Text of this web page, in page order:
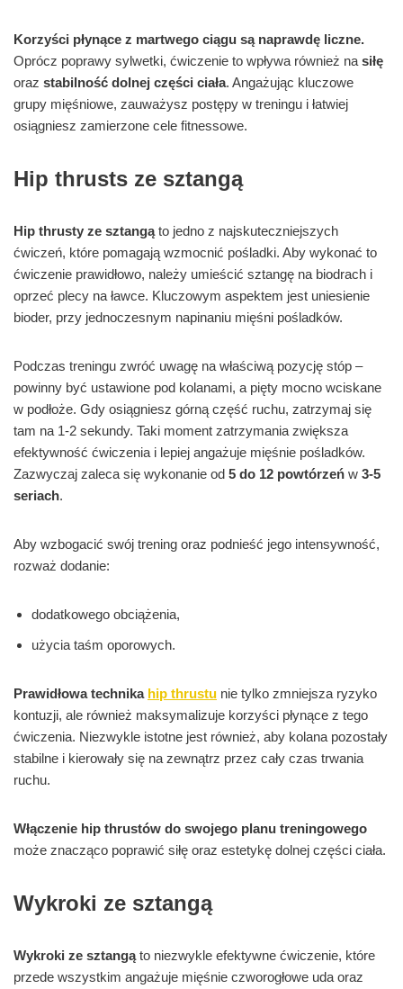
Korzyści płynące z martwego ciągu są naprawdę liczne.
Oprócz poprawy sylwetki, ćwiczenie to wpływa również na siłę
oraz stabilność dolnej części ciała. Angażując kluczowe
grupy mięśniowe, zauważysz postępy w treningu i łatwiej
osiągniesz zamierzone cele fitnessowe.
Hip thrusts ze sztangą
Hip thrusty ze sztangąto jedno z najskuteczniejszych
ćwiczeń, które pomagają wzmocnić pośladki. Aby wykonać to
ćwiczenie prawidłowo, należy umieścić sztangę na biodrach i
oprzeć plecy na ławce. Kluczowym aspektem jest uniesienie
bioder, przy jednoczesnym napinaniu mięśni pośladków.
Podczas treningu zwróć uwagę na właściwą pozycję stóp –
powinny być ustawione pod kolanami, a pięty mocno wciskane
w podłoże. Gdy osiągniesz górną część ruchu, zatrzymaj się
tam na 1-2 sekundy. Taki moment zatrzymania zwiększa
efektywność ćwiczenia i lepiej angażuje mięśnie pośladków.
Zazwyczaj zaleca się wykonanie od 5 do 12 powtórzeń w 3-5
seriach.
Aby wzbogacić swój trening oraz podnieść jego intensywność,
rozważ dodanie:
dodatkowego obciążenia,
użycia taśm oporowych.
Prawidłowa technika hip thrustu nie tylko zmniejsza ryzyko
kontuzji, ale również maksymalizuje korzyści płynące z tego
ćwiczenia. Niezwykle istotne jest również, aby kolana pozostały
stabilne i kierowały się na zewnątrz przez cały czas trwania
ruchu.
Włączenie hip thrustów do swojego planu treningowego
może znacząco poprawić siłę oraz estetykę dolnej części ciała.
Wykroki ze sztangą
Wykroki ze sztangąto niezwykle efektywne ćwiczenie, które
przede wszystkim angażuje mięśnie czworogłowe uda oraz